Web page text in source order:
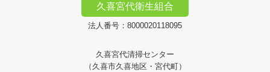
久喜宮代衛生組合
法人番号：8000020118095
久喜宮代清掃センター
（久喜市久喜地区・宮代町）